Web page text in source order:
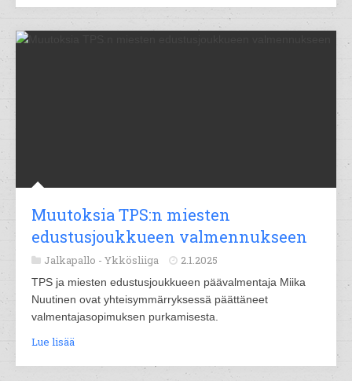
Muutoksia TPS:n miesten
edustusjoukkueen valmennukseen
Jalkapallo - Ykkösliiga 2.1.2025
TPS ja miesten edustusjoukkueen päävalmentaja Miika
Nuutinen ovat yhteisymmärryksessä päättäneet
valmentajasopimuksen purkamisesta.
Lue lisää